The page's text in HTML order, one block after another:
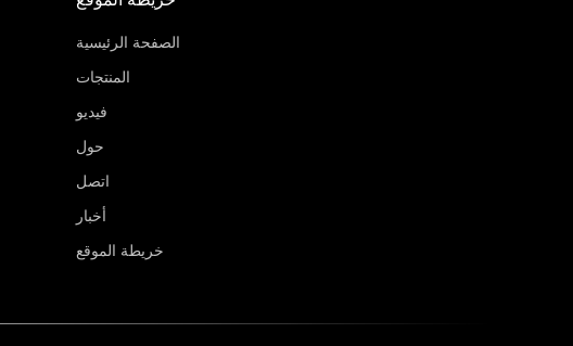
الصفحة الرئيسية
المنتجات
فيديو
حول
اتصل
أخبار
خريطة الموقع